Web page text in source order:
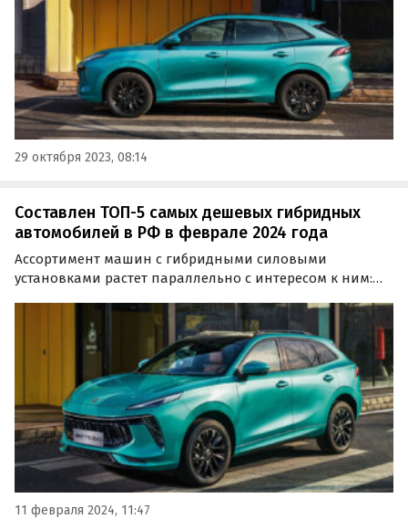
29 октября 2023, 08:14
Составлен ТОП-5 самых дешевых гибридных
автомобилей в РФ в феврале 2024 года
Ассортимент машин с гибридными силовыми
установками растет параллельно с интересом к ним:
по пальцам одной руки, то сейчас их число, очевидно,
переваливает за десяток.
11 февраля 2024, 11:47